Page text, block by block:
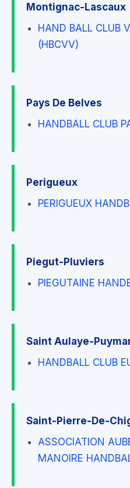
Montignac-Lascaux
HAND BALL CLUB
(HBCVV)
Pays De Belves
HANDBALL CLUB
Perigueux
PERIGUEUX
Piegut-Pluviers
PIEGUTAINE
Saint Aulaye-
HANDBALL CLUB
Saint-Pierre-De-
ASSOCIATION
MANOIRE